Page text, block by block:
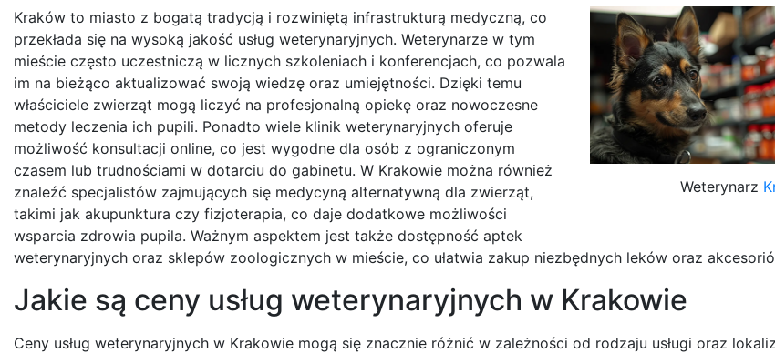
Weterynarz
Kraków to miasto z bogatą tradycją i rozwiniętą infrastrukturą medyczną, co
przekłada się na wysoką jakość usług weterynaryjnych. Weterynarze w tym
mieście często uczestniczą w licznych szkoleniach i konferencjach, co pozwala
im na bieżąco aktualizować swoją wiedzę oraz umiejętności. Dzięki temu
właściciele zwierząt mogą liczyć na profesjonalną opiekę oraz nowoczesne
metody leczenia ich pupili. Ponadto wiele klinik weterynaryjnych oferuje
możliwość konsultacji online, co jest wygodne dla osób z ograniczonym
czasem lub trudnościami w dotarciu do gabinetu. W Krakowie można również
znaleźć specjalistów zajmujących się medycyną alternatywną dla zwierząt,
takimi jak akupunktura czy fizjoterapia, co daje dodatkowe możliwości
wsparcia zdrowia pupila. Ważnym aspektem jest także dostępność aptek
weterynaryjnych oraz sklepów zoologicznych w mieście, co ułatwia zakup niezbędnych leków oraz
Jakie są ceny usług weterynaryjnych w Krakowie
Ceny usług weterynaryjnych w Krakowie mogą się znacznie różnić w zależności od rodzaju usługi oraz